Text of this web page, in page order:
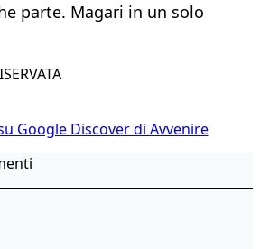
parte. Magari in un solo
Google Discover di Avvenire